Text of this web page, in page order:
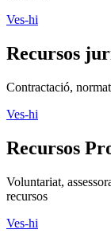
Ves-hi
Recursos
Contractació,
Ves-hi
Recursos
Voluntariat,
recursos
Ves-hi